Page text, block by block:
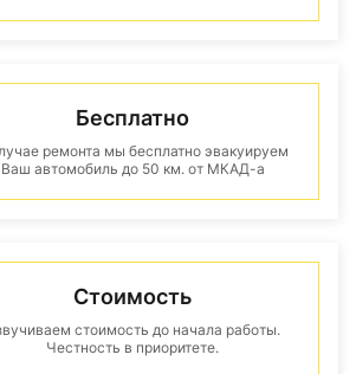
Бесплатно
ремонта мы бесплатно эвакуируем
Ваш автомобиль до 50 км. от МКАД-а
Стоимость
стоимость до начала работы.
Честность в приоритете.